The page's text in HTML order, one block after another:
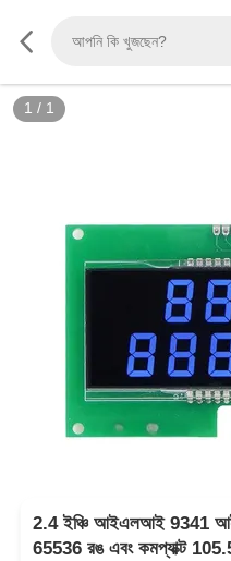
1 / 1
2.4 ইঞ্চি আইএলআই 9341
65536 রঙ এবং কমপ্যাক্ট